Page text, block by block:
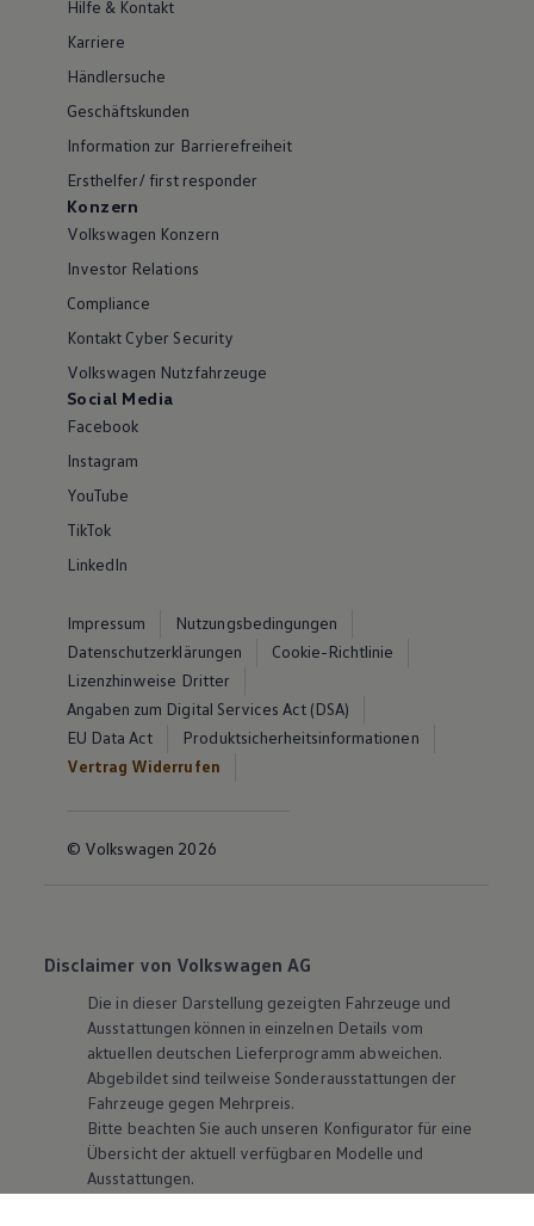
Hilfe & Kontakt
Karriere
Händlersuche
Geschäftskunden
Information zur Barrierefreiheit
Ersthelfer/ first responder
Konzern
Volkswagen Konzern
Investor Relations
Compliance
Kontakt Cyber Security
Volkswagen Nutzfahrzeuge
Social Media
Facebook
Instagram
YouTube
TikTok
LinkedIn
Impressum
Nutzungsbedingungen
Datenschutzerklärungen
Cookie-Richtlinie
Lizenzhinweise Dritter
Angaben zum Digital Services Act (DSA)
EU Data Act
Produktsicherheitsinformationen
Vertrag Widerrufen
© Volkswagen 2026
Disclaimer von Volkswagen AG
Die in dieser Darstellung gezeigten Fahrzeuge und
Ausstattungen können in einzelnen Details vom
aktuellen deutschen Lieferprogramm abweichen.
Abgebildet sind teilweise Sonderausstattungen der
Fahrzeuge gegen Mehrpreis.
Bitte beachten Sie auch unseren Konfigurator für eine
Übersicht der aktuell verfügbaren Modelle und
Ausstattungen.